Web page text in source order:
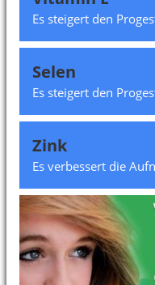
Es steigert den
Selen
Es steigert den
Zink
Es verbessert die